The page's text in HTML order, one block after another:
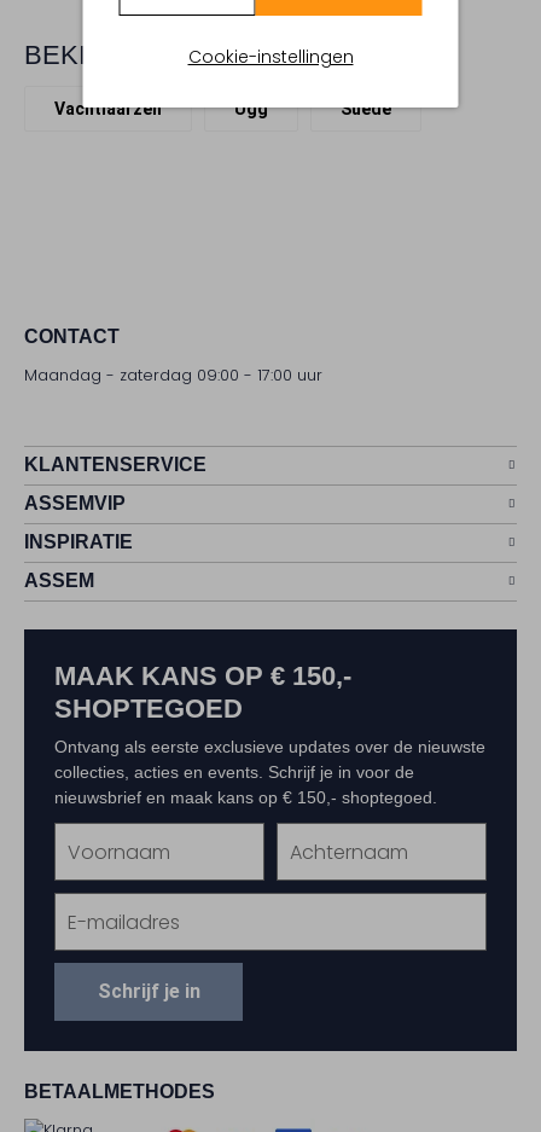
Cookie-instellingen
BEKIJK MEER
Vachtlaarzen Ugg Suède
CONTACT
Maandag - zaterdag 09:00 - 17:00 uur
KLANTENSERVICE
ASSEMVIP
INSPIRATIE
ASSEM
BETAALMETHODES
MAAK KANS OP € 150,-
SHOPTEGOED
Ontvang als eerste exclusieve updates over de nieuwste
collecties, acties en events. Schrijf je in voor de
nieuwsbrief en maak kans op € 150,- shoptegoed.
Schrijf je in